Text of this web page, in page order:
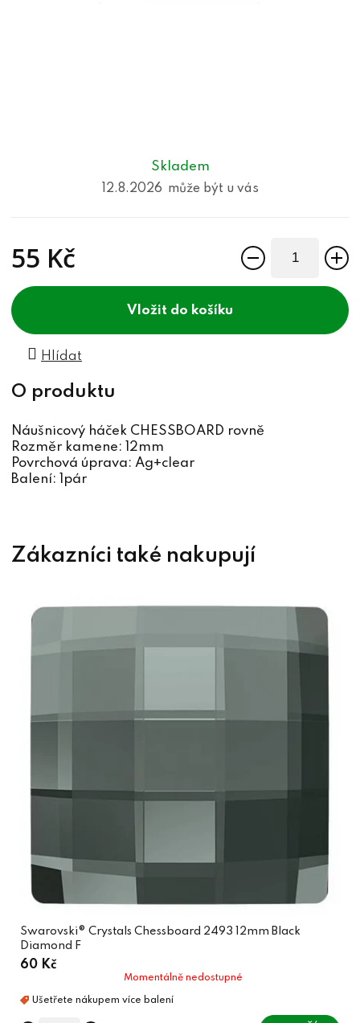
Skladem
12.8.2026
55 Kč
do košíku
Hlídat
Náušnicový háček CHESSBOARD rovně
Rozměr kamene: 12mm
Povrchová úprava: Ag+clear
Balení: 1pár
Swarovski® Crystals Chessboard 2493 12mm Black
Diamond F
60 Kč
Momentálně nedostupné